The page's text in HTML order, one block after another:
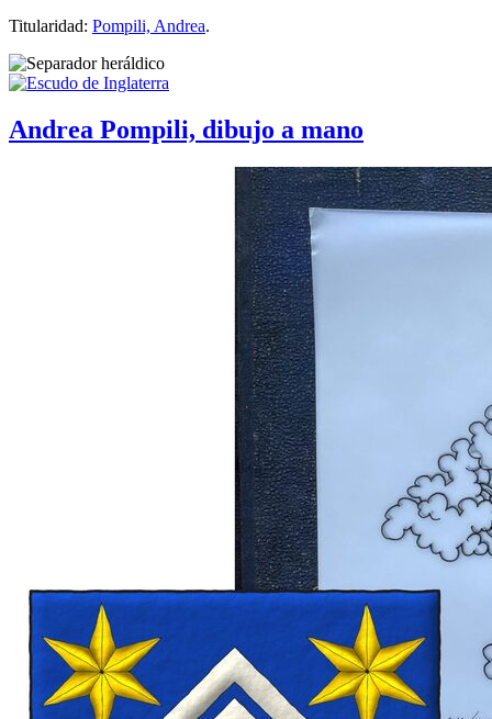
Titularidad: Pompili, Andrea.
Andrea Pompili, dibujo a mano